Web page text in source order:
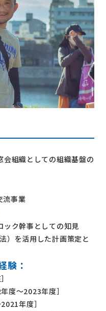
会組織としての組織基盤の
事業
ック幹事としての知見
）を活用した計画策定と
験：
度〜2023年度］
年度］